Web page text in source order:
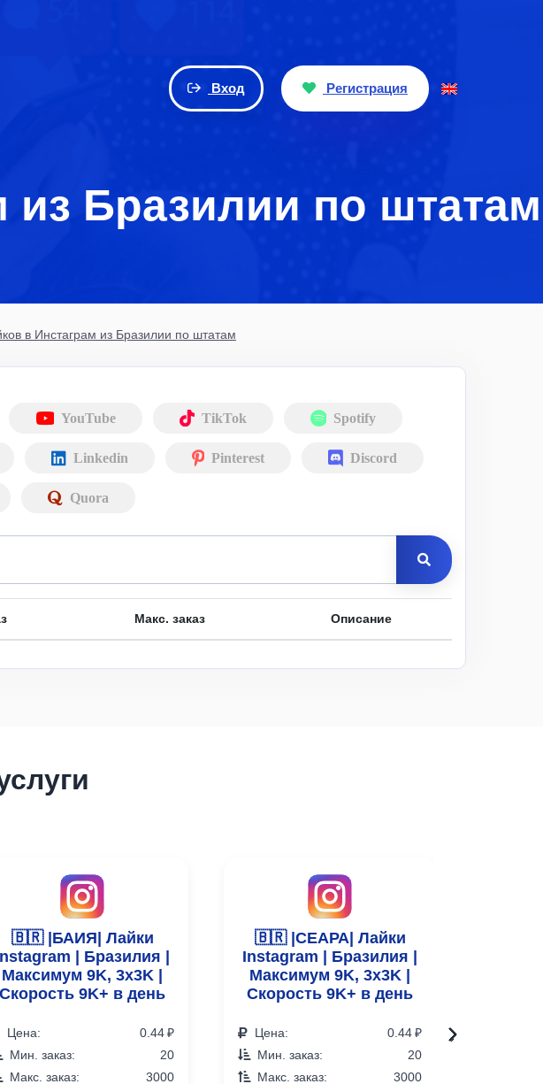
Вход Регистрация
из Бразилии по штатам
в Инстаграм из Бразилии по штатам
YouTube TikTok Spotify
Linkedin Pinterest Discord
Quora
Макс. заказ Описание
🇧🇷 |БАИЯ| Лайки
| Бразилия |
Максимум 9K, 3x3K |
Скорость 9K+ в день
Цена:
0.44 ₽
Мин. заказ:
20
Макс. заказ:
3000
🇧🇷 |СЕАРА| Лайки
Instagram | Бразилия |
Максимум 9K, 3x3K |
Скорость 9K+ в день
Цена:
0.44 ₽
Мин. заказ:
20
Макс. заказ:
3000
›